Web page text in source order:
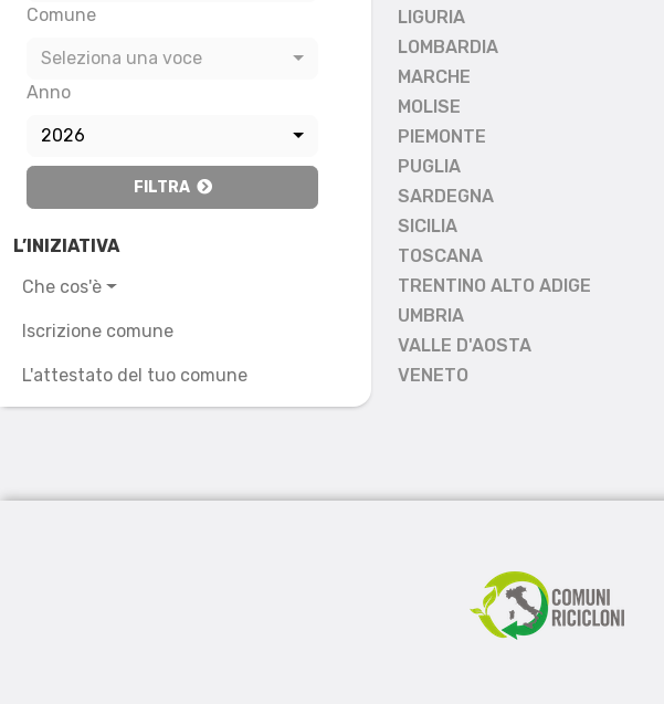
Comune
Seleziona una voce
Anno
2026
FILTRA
L’INIZIATIVA
Che cos'è
Iscrizione comune
L'attestato del tuo comune
LIGURIA
LOMBARDIA
MARCHE
MOLISE
PIEMONTE
PUGLIA
SARDEGNA
SICILIA
TOSCANA
TRENTINO ALTO ADIGE
UMBRIA
VALLE D'AOSTA
VENETO